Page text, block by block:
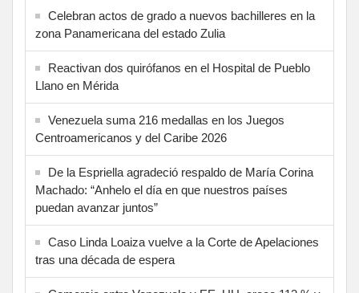
Celebran actos de grado a nuevos bachilleres en la
zona Panamericana del estado Zulia
Reactivan dos quirófanos en el Hospital de Pueblo
Llano en Mérida
Venezuela suma 216 medallas en los Juegos
Centroamericanos y del Caribe 2026
De la Espriella agradeció respaldo de María Corina
Machado: “Anhelo el día en que nuestros países
puedan avanzar juntos”
Caso Linda Loaiza vuelve a la Corte de Apelaciones
tras una década de espera